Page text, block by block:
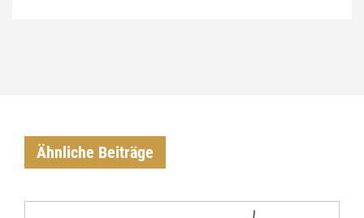
Ähnliche Beiträge